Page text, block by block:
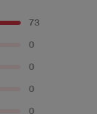
73
0
0
0